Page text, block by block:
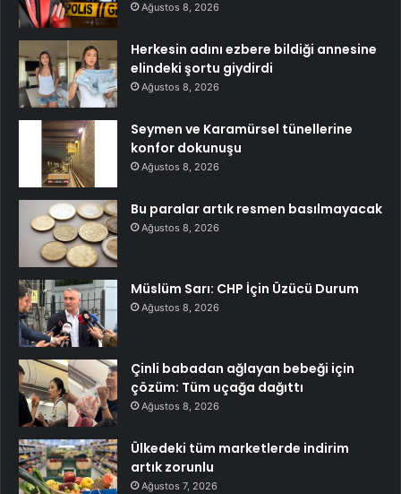
Ağustos 8, 2026
Herkesin adını ezbere bildiği annesine
elindeki şortu giydirdi
Ağustos 8, 2026
Seymen ve Karamürsel tünellerine
konfor dokunuşu
Ağustos 8, 2026
Bu paralar artık resmen basılmayacak
Ağustos 8, 2026
Müslüm Sarı: CHP İçin Üzücü Durum
Ağustos 8, 2026
Çinli babadan ağlayan bebeği için
çözüm: Tüm uçağa dağıttı
Ağustos 8, 2026
Ülkedeki tüm marketlerde indirim
artık zorunlu
Ağustos 7, 2026